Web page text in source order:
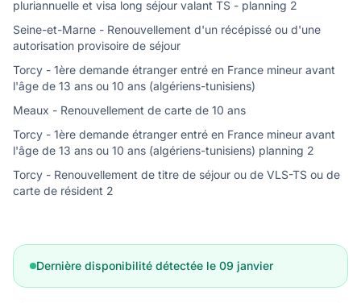
pluriannuelle et visa long séjour valant TS - planning 2
Seine-et-Marne - Renouvellement d'un récépissé ou d'une
autorisation provisoire de séjour
Torcy - 1ère demande étranger entré en France mineur avant
l'âge de 13 ans ou 10 ans (algériens-tunisiens)
Meaux - Renouvellement de carte de 10 ans
Torcy - 1ère demande étranger entré en France mineur avant
l'âge de 13 ans ou 10 ans (algériens-tunisiens) planning 2
Torcy - Renouvellement de titre de séjour ou de VLS-TS ou de
carte de résident 2
Dernière disponibilité détectée le 09 janvier